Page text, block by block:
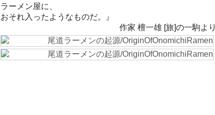
ラーメン屋に、
おそれ入ったようなものだ。』
作家 檀一雄 [旅]の一駒より